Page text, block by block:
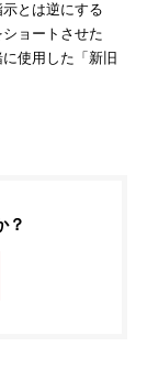
とは逆にする
ョートさせた
使用した「新旧
？